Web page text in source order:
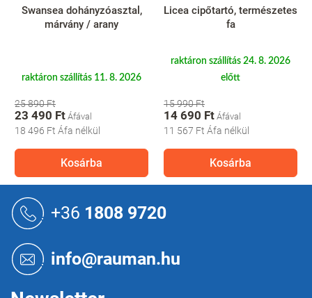
Swansea dohányzóasztal,
márvány / arany
raktáron szállítás 11. 8. 2026
25 890 Ft
23 490 Ft
18 496 Ft Áfa nélkül
Kosárba
Licea cipőtartó, természetes
fa
raktáron szállítás 24. 8. 2026
előtt
15 990 Ft
14 690 Ft
11 567 Ft Áfa nélkül
Kosárba
+36 1808 9720
info@rauman.hu